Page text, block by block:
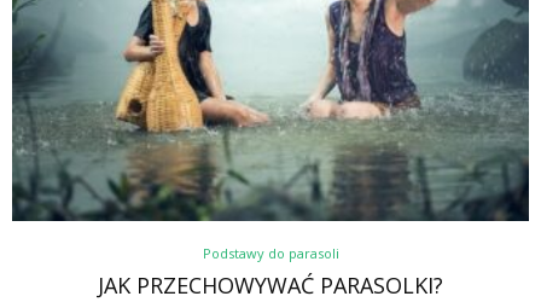
Podstawy do parasoli
JAK PRZECHOWYWAĆ PARASOLKI?